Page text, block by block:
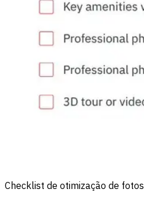
Checklist de otimização de fotos